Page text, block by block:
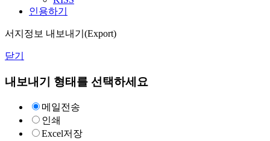
인용하기
서지정보 내보내기(Export)
닫기
내보내기 형태를 선택하세요
메일전송
인쇄
Excel저장